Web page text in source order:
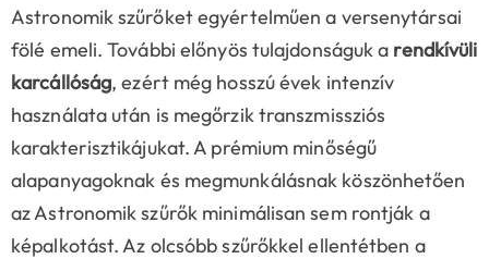
Astronomik szűrőket egyértelműen a versenytársai
fölé emeli. További előnyös tulajdonságuk a rendkívüli
karcállóság, ezért még hosszú évek intenzív
használata után is megőrzik transzmissziós
karakterisztikájukat. A prémium minőségű
alapanyagoknak és megmunkálásnak köszönhetően
az Astronomik szűrők minimálisan sem rontják a
képalkotást. Az olcsóbb szűrőkkel ellentétben a